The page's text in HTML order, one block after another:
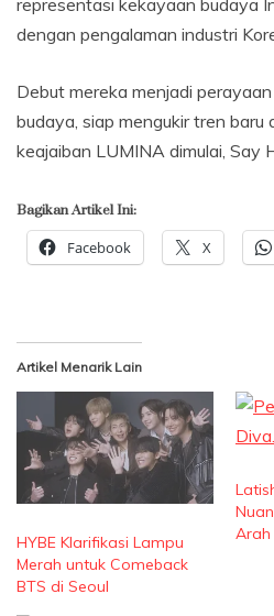
representasi kekayaan budaya
dengan pengalaman industri
Debut mereka menjadi
budaya, siap mengukir tren baru
keajaiban LUMINA dimulai, Say
Bagikan Artikel Ini:
Facebook X
Artikel Menarik Lain
HYBE Klarifikasi Lampu
Merah untuk Comeback
BTS di Seoul
Arah